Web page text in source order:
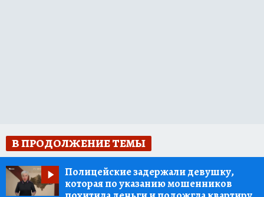
В ПРОДОЛЖЕНИЕ ТЕМЫ
Полицейские задержали девушку,
которая по указанию мошенников